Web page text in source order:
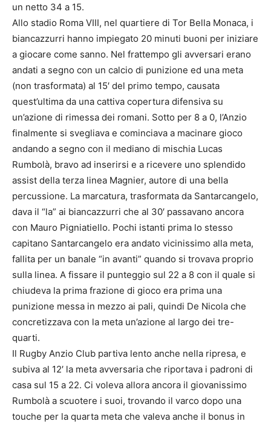
un netto 34 a 15.
Allo stadio Roma VIII, nel quartiere di Tor Bella Monaca, i
biancazzurri hanno impiegato 20 minuti buoni per iniziare
a giocare come sanno. Nel frattempo gli avversari erano
andati a segno con un calcio di punizione ed una meta
(non trasformata) al 15′ del primo tempo, causata
quest’ultima da una cattiva copertura difensiva su
un’azione di rimessa dei romani. Sotto per 8 a 0, l’Anzio
finalmente si svegliava e cominciava a macinare gioco
andando a segno con il mediano di mischia Lucas
Rumbolà, bravo ad inserirsi e a ricevere uno splendido
assist della terza linea Magnier, autore di una bella
percussione. La marcatura, trasformata da Santarcangelo,
dava il “la” ai biancazzurri che al 30′ passavano ancora
con Mauro Pigniatiello. Pochi istanti prima lo stesso
capitano Santarcangelo era andato vicinissimo alla meta,
fallita per un banale “in avanti” quando si trovava proprio
sulla linea. A fissare il punteggio sul 22 a 8 con il quale si
chiudeva la prima frazione di gioco era prima una
punizione messa in mezzo ai pali, quindi De Nicola che
concretizzava con la meta un’azione al largo dei tre-
quarti.
Il Rugby Anzio Club partiva lento anche nella ripresa, e
subiva al 12′ la meta avversaria che riportava i padroni di
casa sul 15 a 22. Ci voleva allora ancora il giovanissimo
Rumbolà a scuotere i suoi, trovando il varco dopo una
touche per la quarta meta che valeva anche il bonus in